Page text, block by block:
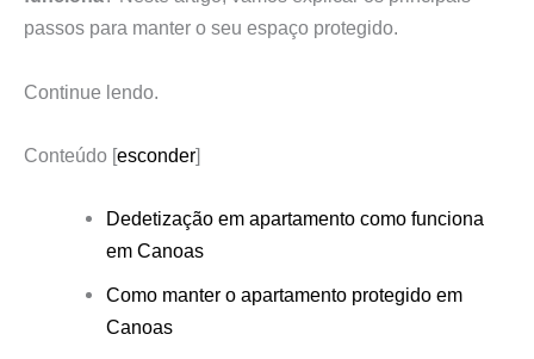
passos para manter o seu espaço protegido.
Continue lendo.
Conteúdo [esconder]
Dedetização em apartamento como funciona
em Canoas
Como manter o apartamento protegido em
Canoas